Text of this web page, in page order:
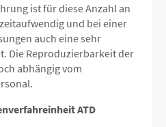
ist für diese Anzahl an
und bei einer
auch eine sehr
Die Reproduzierbarkeit der
abhängig vom
ATD